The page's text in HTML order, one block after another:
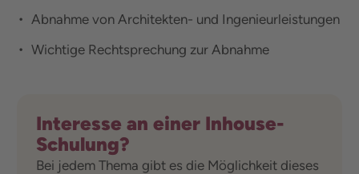
Abnahme von Architekten- und Ingenieurleistungen
Wichtige Rechtsprechung zur Abnahme
Interesse an einer Inhouse-
Schulung?
Bei jedem Thema gibt es die Möglichkeit dieses